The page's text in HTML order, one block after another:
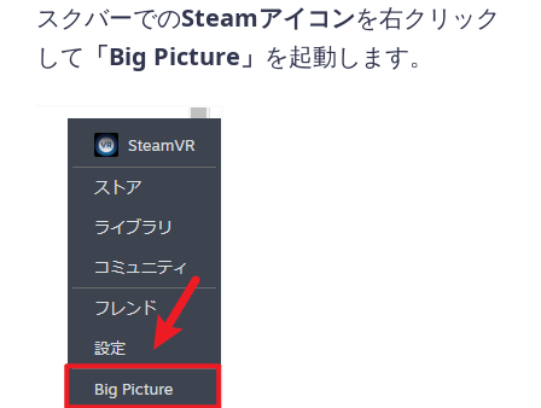
スクバーでのSteamアイコンを右クリック
して 「Big Picture」 を起動します。